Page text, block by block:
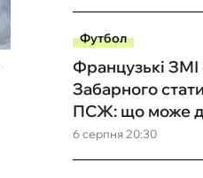
Футбол
6 серпня 20:30
Французькі
Забарного
ПСЖ: що може